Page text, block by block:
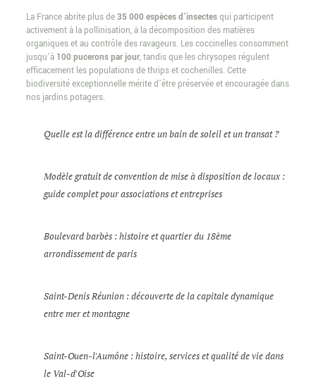
La France abrite plus de35 000 espèces d’insectesqui participent
activement à la pollinisation, à la décomposition des matières
organiques et au contrôle des ravageurs. Les coccinelles consomment
jusqu’à 100 pucerons par jour, tandis que les chrysopes régulent
efficacement les populations de thrips et cochenilles. Cette
biodiversité exceptionnelle mérite d’être préservée et encouragée dans
nos jardins potagers.
Quelle est la différence entre un bain de soleil et un transat ?
Modèle gratuit de convention de mise à disposition de locaux :
guide complet pour associations et entreprises
Boulevard barbès : histoire et quartier du 18ème
arrondissement de paris
Saint-Denis Réunion : découverte de la capitale dynamique
entre mer et montagne
Saint-Ouen-l'Aumône : histoire, services et qualité de vie dans
le Val-d'Oise